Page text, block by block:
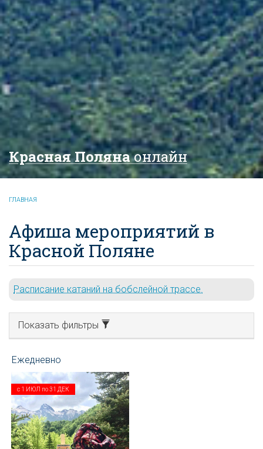
Красная Полянаонлайн
ГЛАВНАЯ
Афиша мероприятий в
Красной Поляне
Расписание катаний на бобслейной трассе.
Показать фильтры
с 1 ИЮЛ по31 ДЕК